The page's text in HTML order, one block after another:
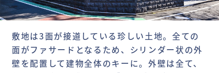
敷地は3面が接道している珍しい土地。全ての
面がファサードとなるため、シリンダー状の外
壁を配置して建物全体のキーに。外壁は全て、